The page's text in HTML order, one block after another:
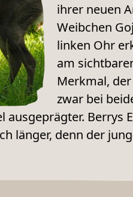
ihrer neuen
Weibchen
linken Ohr
am
Merkmal,
zwar bei
Berrys
länger, denn der